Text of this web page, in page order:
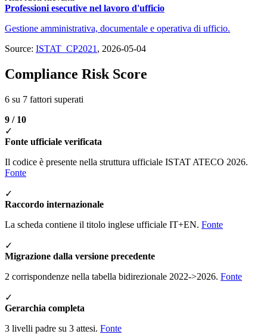
Professioni esecutive nel lavoro d'ufficio
Gestione amministrativa, documentale e operativa di ufficio.
Source: ISTAT_CP2021 , 2026-05-04
Compliance Risk Score
6 su 7 fattori superati
9 / 10
✓
Fonte ufficiale verificata
Il codice è presente nella struttura ufficiale ISTAT ATECO 2026.
Fonte
✓
Raccordo internazionale
La scheda contiene il titolo inglese ufficiale IT+EN. Fonte
✓
Migrazione dalla versione precedente
2 corrispondenze nella tabella bidirezionale 2022->2026. Fonte
✓
Gerarchia completa
3 livelli padre su 3 attesi. Fonte